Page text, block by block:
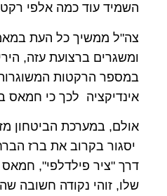
השמיד עוד כמה אלפי
צה"ל ממשיך כל העת
ומשגרים ברצועת עזה,
במספר הרקטות
אינדיקציה לכך כי חמאס
אולם, במערכת הביטחון
יסגור בקרוב את ברז
דרך "ציר פילדלפי",
שלו, זוהי נקודה חשובה